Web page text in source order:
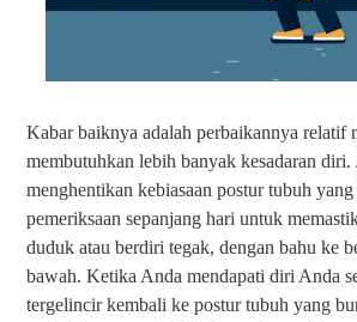
Kabar baiknya adalah perbaikannya relatif
membutuhkan lebih banyak kesadaran diri.
menghentikan kebiasaan postur tubuh
pemeriksaan sepanjang hari untuk
duduk atau berdiri tegak, dengan bahu ke
bawah. Ketika Anda mendapati diri Anda
tergelincir kembali ke postur tubuh yang